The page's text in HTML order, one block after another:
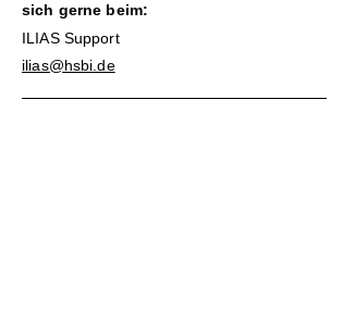
sich gerne beim:
ILIAS Support
ilias@hsbi.de